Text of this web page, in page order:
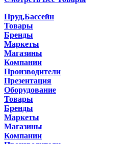
Пруд,Бассейн
Товары
Бренды
Маркеты
Магазины
Компании
Производители
Презентация
Оборудование
Товары
Бренды
Маркеты
Магазины
Компании